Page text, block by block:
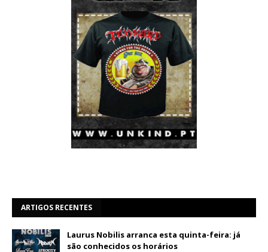
ARTIGOS RECENTES
Laurus Nobilis arranca esta quinta-feira: já
são conhecidos os horários